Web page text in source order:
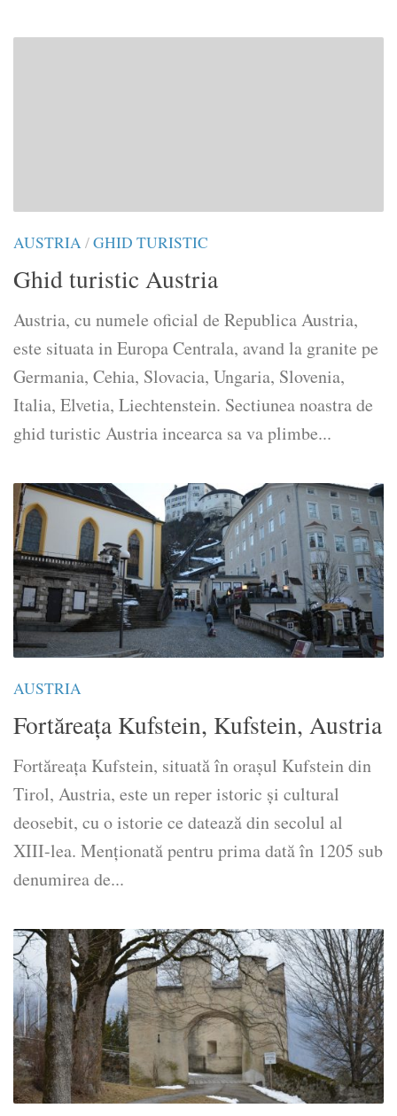
AUSTRIA/GHID TURISTIC
Ghid turistic Austria
Austria, cu numele oficial de Republica Austria,
este situata in Europa Centrala, avand la granite pe
Germania, Cehia, Slovacia, Ungaria, Slovenia,
Italia, Elvetia, Liechtenstein. Sectiunea noastra de
ghid turistic Austria incearca sa va plimbe...
AUSTRIA
Fortăreața Kufstein, Kufstein, Austria
Fortăreața Kufstein, situată în orașul Kufstein din
Tirol, Austria, este un reper istoric și cultural
deosebit, cu o istorie ce datează din secolul al
XIII-lea. Menționată pentru prima dată în 1205 sub
denumirea de...